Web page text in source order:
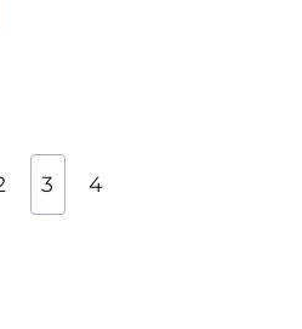
3 4